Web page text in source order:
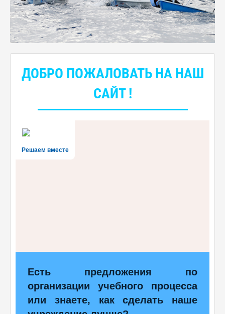
ДОБРО ПОЖАЛОВАТЬ НА НАШ
САЙТ !
Решаем вместе
Есть предложения по
организации учебного процесса
или знаете, как сделать наше